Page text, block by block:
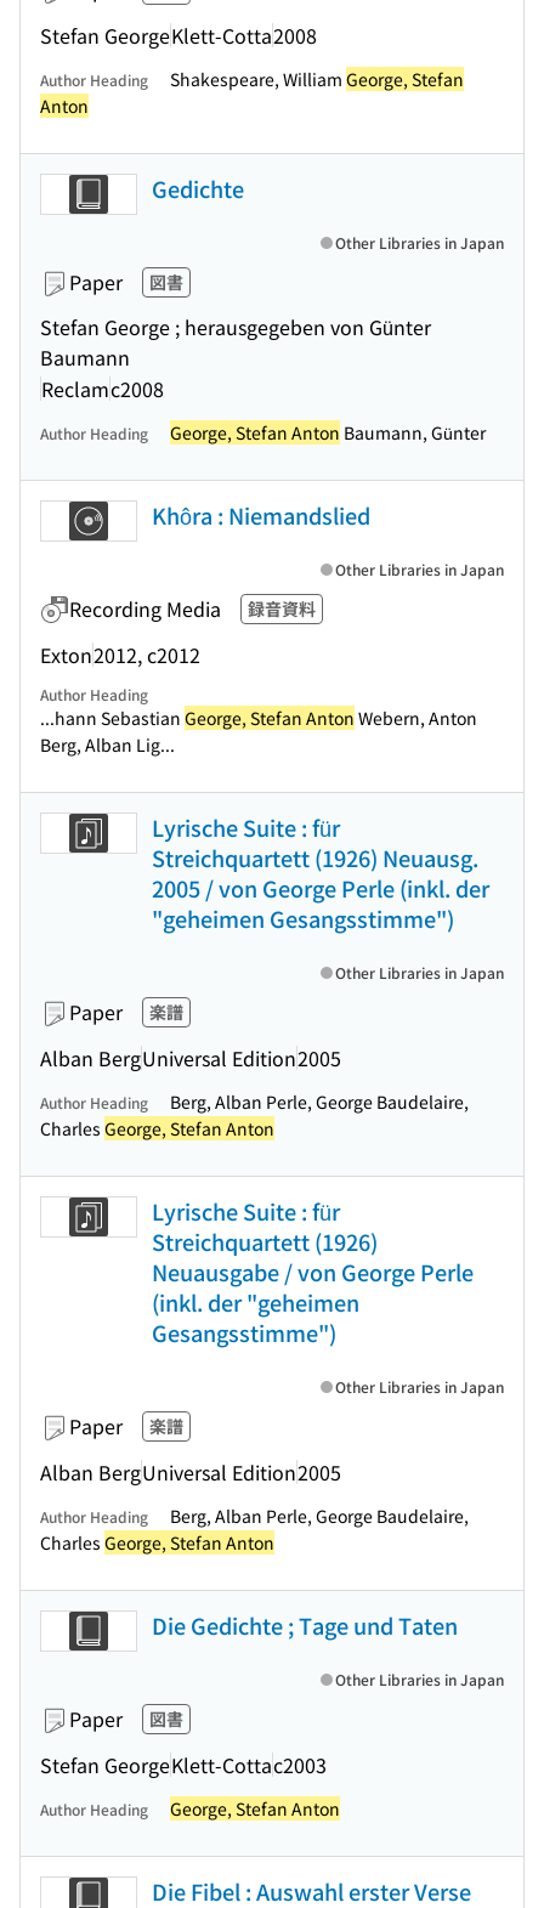
Stefan GeorgeKlett-Cotta2008
Author Heading Shakespeare, William George, Stefan
Anton
Gedichte
Paper 図書
Stefan George ; herausgegeben von Günter
Baumann
Reclamc2008
Other Libraries in Japan
Author Heading George, Stefan Anton Baumann, Günter
Khôra : Niemandslied
Recording Media 録音資料
Exton2012, c2012
Other Libraries in Japan
Author Heading
...hann Sebastian George, Stefan Anton Webern, Anton
Berg, Alban Lig...
Lyrische Suite : für
Streichquartett (1926) Neuausg.
2005 / von George Perle (inkl. der
"geheimen Gesangsstimme")
Paper 楽譜
Alban BergUniversal Edition2005
Other Libraries in Japan
Author Heading
Berg, Alban Perle, George Baudelaire,
Charles George, Stefan Anton
Lyrische Suite : für
Streichquartett (1926)
Neuausgabe / von George Perle
(inkl. der "geheimen
Gesangsstimme")
Paper 楽譜
Alban BergUniversal Edition2005
Other Libraries in Japan
Author Heading
Berg, Alban Perle, George Baudelaire,
Charles George, Stefan Anton
Die Gedichte ; Tage und Taten
Paper 図書
Stefan GeorgeKlett-Cottac2003
Other Libraries in Japan
Author Heading George, Stefan Anton
Die Fibel : Auswahl erster Verse